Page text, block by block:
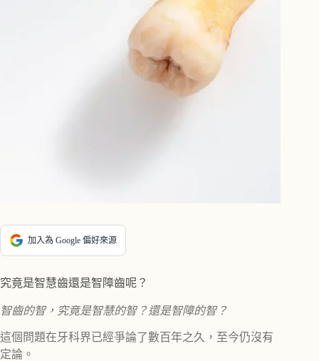
加入為 Google 偏好來源
究竟是智慧齒還是智障齒呢？
智齒的智，究竟是智慧的智？還是智障的智？
這個問題在牙科界已經爭論了數百年之久，至今仍沒有
定論。